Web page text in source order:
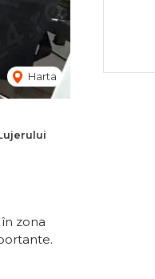
Harta
zona